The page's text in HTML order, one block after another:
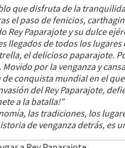
que disfruta de la
el paso de fenicios,
Rey Paparajote y su dulce
llegados de todos los
el delicioso paparajote.
por la venganza y
conquista mundial en el
del Rey Paparajote,
a la batalla!”
las tradiciones, los
de venganza detrás, es